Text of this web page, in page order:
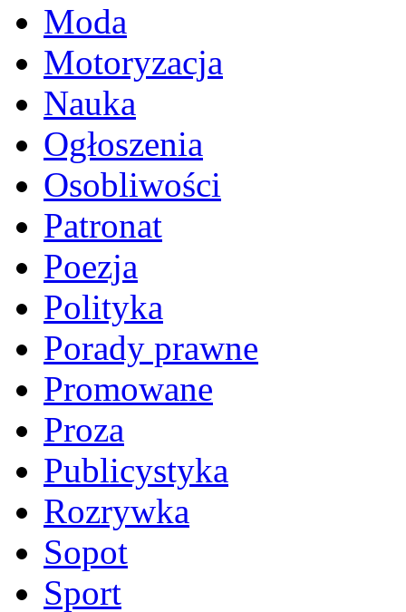
Moda
Motoryzacja
Nauka
Ogłoszenia
Osobliwości
Patronat
Poezja
Polityka
Porady prawne
Promowane
Proza
Publicystyka
Rozrywka
Sopot
Sport